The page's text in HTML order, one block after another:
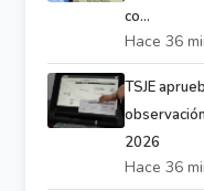
co...
Hace 36
TSJE
2026
Hace 36